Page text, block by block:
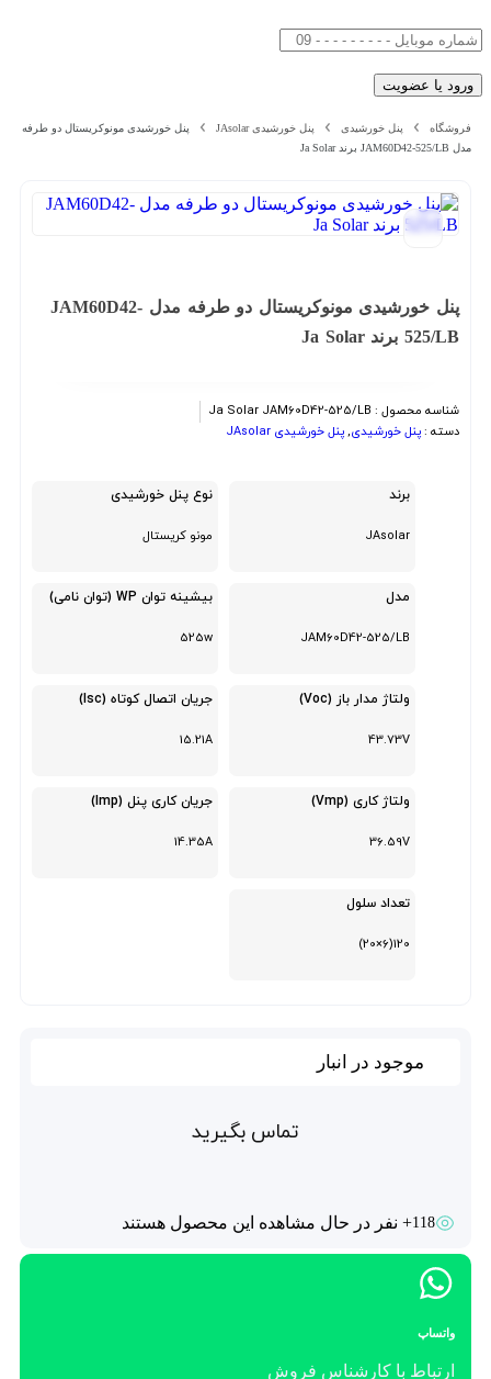
فروشگاه پنل خورشیدی پنل خورشیدی JAsolar
پنل خورشیدی مونوکریستال دو طرفه
مدل JAM60D42-525/LB برند Ja Solar
پنل خورشیدی مونوکریستال دو طرفه مدل JAM60D42-
525/LB برند Ja Solar
شناسه محصول :Ja Solar JAM60D42-525/LB
دسته :پنل خورشیدی,پنل خورشیدی JAsolar
برند
JAsolar
نوع پنل خورشیدی
مونو کریستال
مدل
JAM60D42-525/LB
بیشینه توان WP (توان نامی)
ولتاژ مدار باز (Voc) جریان اتصال کوتاه (Isc)
ولتاژ کاری (Vmp) جریان کاری پنل (Imp)
تعداد سلول
موجود در انبار
تماس بگیرید
118+ نفر در حال مشاهده این محصول هستند
واتساپ
ارتباط با کارشناس فروش